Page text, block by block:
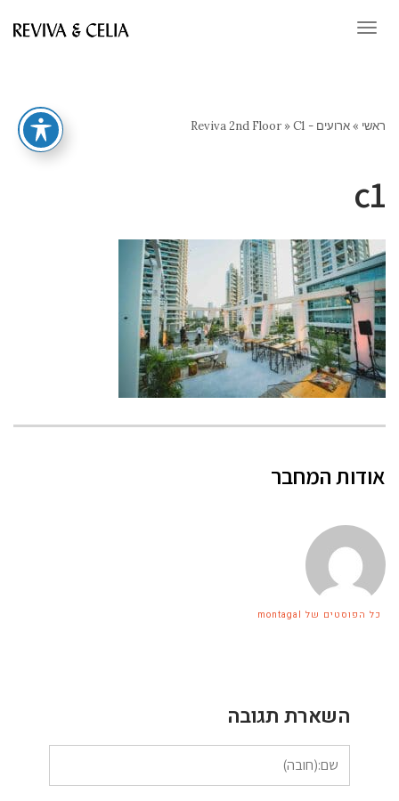
תפריט
ראשי »ארועים - Reviva 2nd Floor »C1
c1
אודות המחבר
כל הפוסטים של montagal
השארת תגובה